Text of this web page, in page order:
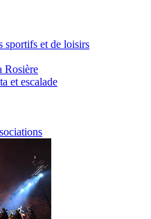
sportifs et de loisirs
Rosière
et escalade